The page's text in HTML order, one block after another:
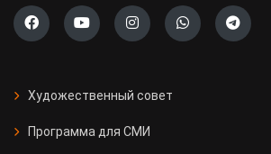
Художественный совет
Программа для СМИ